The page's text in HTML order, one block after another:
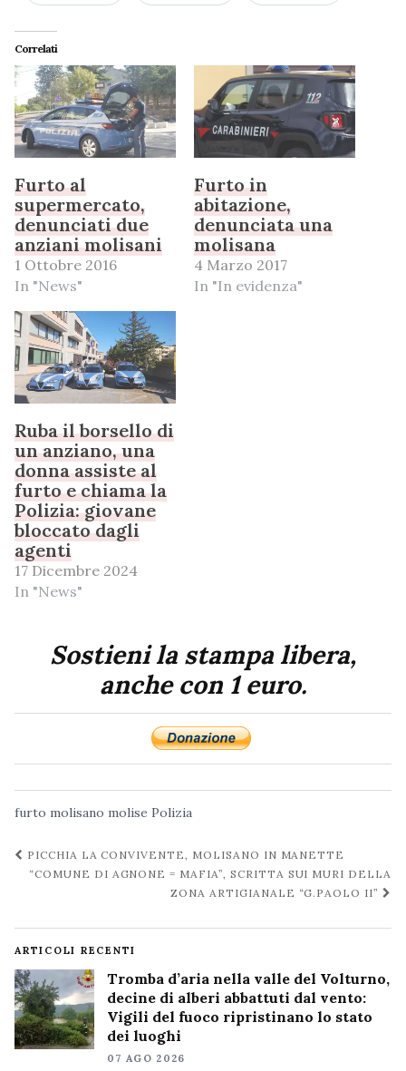
Correlati
Furto al
supermercato,
denunciati due
anziani molisani
1 Ottobre 2016
In "News"
Furto in
abitazione,
denunciata una
molisana
4 Marzo 2017
In "In evidenza"
Ruba il borsello di
un anziano, una
donna assiste al
furto e chiama la
Polizia: giovane
bloccato dagli
agenti
17 Dicembre 2024
In "News"
Sostieni la stampa libera,
anche con 1 euro.
furto molisano molise Polizia
Navigazione
post
PICCHIA LA CONVIVENTE, MOLISANO IN MANETTE
“COMUNE DI AGNONE = MAFIA”, SCRITTA SUI MURI DELLA
ZONA ARTIGIANALE “G.PAOLO II”
ARTICOLI RECENTI
Tromba d’aria nella valle del Volturno,
decine di alberi abbattuti dal vento:
Vigili del fuoco ripristinano lo stato
dei luoghi
07 AGO 2026